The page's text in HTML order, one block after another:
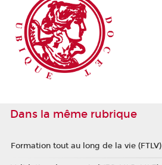
Dans la même rubrique
Formation tout au long de la vie (FTLV)